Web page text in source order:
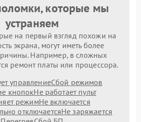
которые мы
устраняем
на первый взгляд похожи на
экрана, могут иметь более
Например, в сложных
ремонт платы или процессора.
управлениеСбой режимов
кнопокНе работает пульт
режимНе включается
отключаетсяНе заряжается